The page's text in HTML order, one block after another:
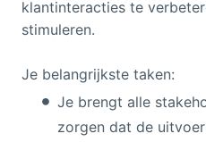
klantinteracties te
stimuleren.
Je belangrijkste taken:
Je brengt alle
zorgen dat de